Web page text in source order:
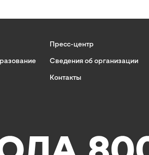
Пресс-центр
Сведения об организации
Контакты